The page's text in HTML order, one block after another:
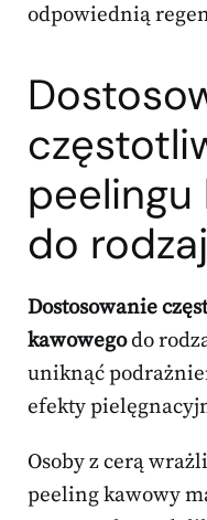
odpowiednią
peelingu
do
Dostosowanie
kawowegodo
uniknąć
efekty
Osoby z cerą
peeling kawowy